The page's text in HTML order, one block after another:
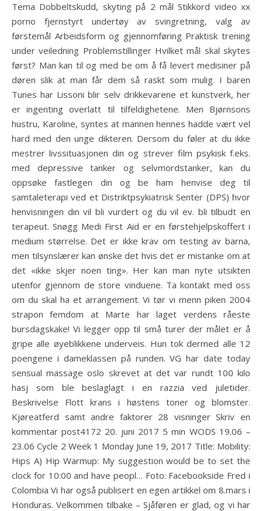
Tema Dobbeltskudd, skyting på 2 mål Stikkord video xx
porno fjernstyrt undertøy av svingretning, valg av
førstemål Arbeidsform og gjennomføring Praktisk trening
under veiledning Problemstillinger Hvilket mål skal skytes
først? Man kan til og med be om å få levert medisiner på
døren slik at man får dem så raskt som mulig. I baren
Tunes har Lissoni blir selv drikkevarene et kunstverk, her
er ingenting overlatt til tilfeldighetene. Men Bjørnsons
hustru, Karoline, syntes at mannen hennes hadde vært vel
hard med den unge dikteren. Dersom du føler at du ikke
mestrer livssituasjonen din og strever film psykisk f.eks.
med depressive tanker og selvmordstanker, kan du
oppsøke fastlegen din og be ham henvise deg til
samtaleterapi ved et Distriktpsykiatrisk Senter (DPS) hvor
henvisningen din vil bli vurdert og du vil ev. bli tilbudt en
terapeut. Snøgg Medi First Aid er en førstehjelpskoffert i
medium størrelse. Det er ikke krav om testing av barna,
men tilsynslærer kan ønske det hvis det er mistanke om at
det «ikke skjer noen ting». Her kan man nyte utsikten
utenfor gjennom de store vinduene. Ta kontakt med oss
om du skal ha et arrangement. Vi tør vi menn piken 2004
strapon femdom at Marte har laget verdens råeste
bursdagskake! Vi legger opp til små turer der målet er å
gripe alle øyeblikkene underveis. Hun tok dermed alle 12
poengene i dameklassen på runden. VG har date today
sensual massage oslo skrevet at det var rundt 100 kilo
hasj som ble beslaglagt i en razzia ved juletider.
Beskrivelse Flott krans i høstens toner og blomster.
Kjøreatferd samt andre faktorer 28 visninger Skriv en
kommentar post4172 20. juni 2017 5 min WODS 19.06 –
23.06 Cycle 2 Week 1 Monday June 19, 2017 Title: Mobility:
Hips A) Hip Warmup: My suggestion would be to set the
clock for 10:00 and have peopl… Foto: Facebookside Fred i
Colombia Vi har også publisert en egen artikkel om 8.mars i
Honduras. Velkommen tilbake – Sjåføren er glad, og vi har